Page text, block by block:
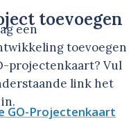
toevoegen
een
toevoegen
projectenkaart? Vul
link het
GO-Projectenkaart